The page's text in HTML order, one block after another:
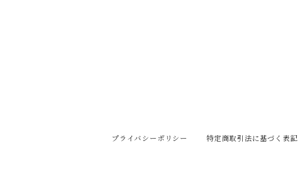
プライバシーポリシー 特定商取引法に基づく表記